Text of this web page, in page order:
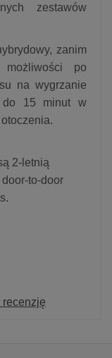
zestawów
zanim
po
na wygrzanie
15 minut w
2-letnią
to-door
recenzję